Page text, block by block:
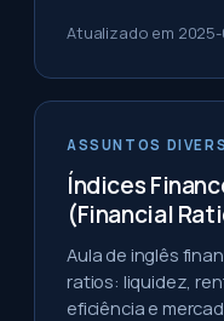
Atualizado em
ASSUNTOS
Índices
(Financial
Aula de inglês
ratios: liquidez,
eficiência e